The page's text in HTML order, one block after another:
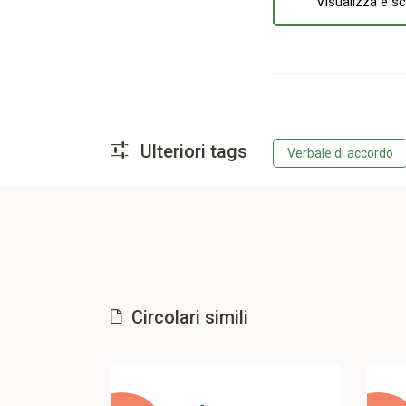
Ulteriori tags Verbale di accordo
Circolari simili